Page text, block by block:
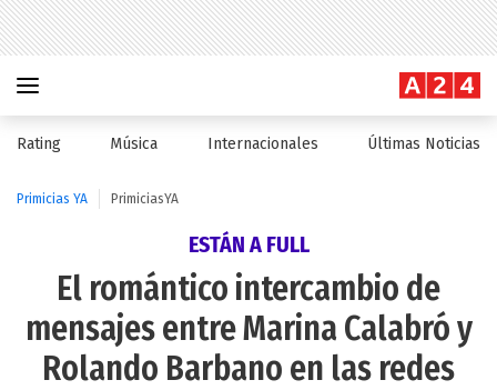
Rating Música Internacionales Últimas Noticias
Primicias YA PrimiciasYA
ESTÁN A FULL
El romántico intercambio de
mensajes entre Marina Calabró y
Rolando Barbano en las redes